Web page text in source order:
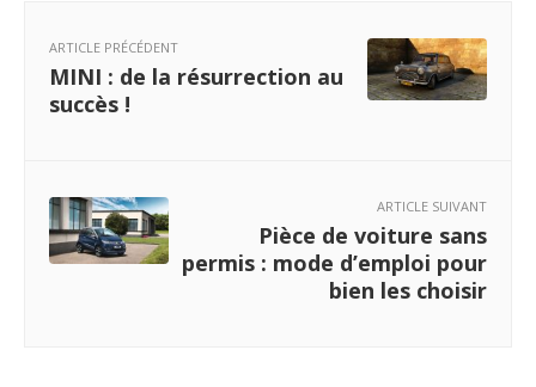
ARTICLE PRÉCÉDENT
MINI : de la résurrection au
succès !
ARTICLE SUIVANT
Pièce de voiture sans
permis : mode d’emploi pour
bien les choisir